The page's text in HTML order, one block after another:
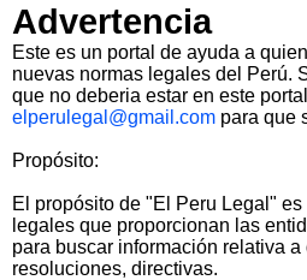
Advertencia
Este es un portal de ayuda a
nuevas normas legales del Perú.
que no deberia estar en este
elperulegal@gmail.com para que
Propósito:
El propósito de "El Peru Legal"
legales que proporcionan las
para buscar información relativa a
resoluciones, directivas.